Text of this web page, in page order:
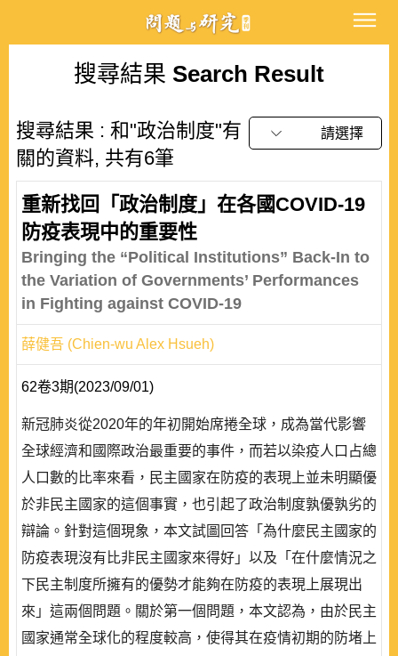
搜尋結果 Search Result
搜尋結果 : 和"政治制度"有
關的資料, 共有6筆
請選擇
重新找回「政治制度」在各國COVID-19
防疫表現中的重要性
Bringing the “Political Institutions” Back-In to
the Variation of Governments’ Performances
in Fighting against COVID-19
薛健吾 (Chien-wu Alex Hsueh)
62卷3期(2023/09/01)
新冠肺炎從2020年的年初開始席捲全球，成為當代影響
全球經濟和國際政治最重要的事件，而若以染疫人口占總
人口數的比率來看，民主國家在防疫的表現上並未明顯優
於非民主國家的這個事實，也引起了政治制度孰優孰劣的
辯論。針對這個現象，本文試圖回答「為什麼民主國家的
防疫表現沒有比非民主國家來得好」以及「在什麼情況之
下民主制度所擁有的優勢才能夠在防疫的表現上展現出
來」這兩個問題。關於第一個問題，本文認為，由於民主
國家通常全球化的程度較高，使得其在疫情初期的防堵上